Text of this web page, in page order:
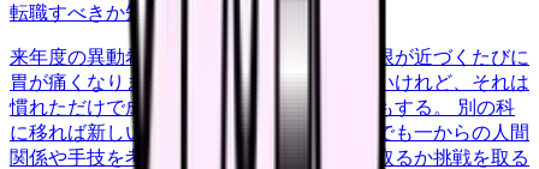
転職すべきか知りたい
career-growth
来年度の異動希望を出すかどうか、提出期限が近づくたびに
胃が痛くなります。今の病棟は居心地はいいけれど、それは
慣れただけで成長しているわけじゃない気もする。 別の科
に移れば新しい刺激があるかもしれない。でも一からの人間
関係や手技を考えると足がすくむ。安定を取るか挑戦を取る